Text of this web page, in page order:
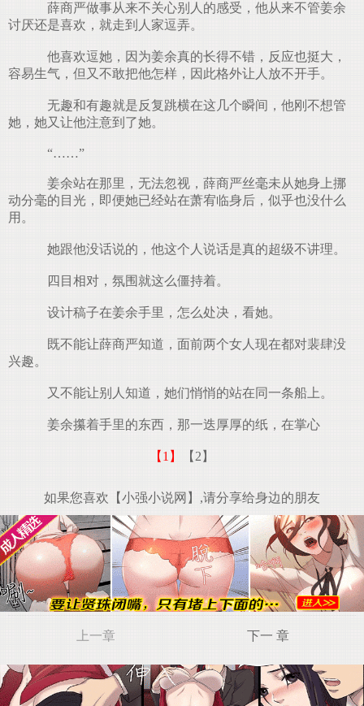
薛商严做事从来不关心别人的感受，他从来不管姜余
讨厌还是喜欢，就走到人家逗弄。
他喜欢逗她，因为姜余真的长得不错，反应也挺大，
容易生气，但又不敢把他怎样，因此格外让人放不开手。
无趣和有趣就是反复跳横在这几个瞬间，他刚不想管
她，她又让他注意到了她。
“……”
姜余站在那里，无法忽视，薛商严丝毫未从她身上挪
动分毫的目光，即便她已经站在萧宥临身后，似乎也没什么
用。
她跟他没话说的，他这个人说话是真的超级不讲理。
四目相对，氛围就这么僵持着。
设计稿子在姜余手里，怎么处决，看她。
既不能让薛商严知道，面前两个女人现在都对裴肆没
兴趣。
又不能让别人知道，她们悄悄的站在同一条船上。
姜余攥着手里的东西，那一迭厚厚的纸，在掌心
【1】 【2】
如果您喜欢【小强小说网】,请分享给身边的朋友
上一章 下一 章